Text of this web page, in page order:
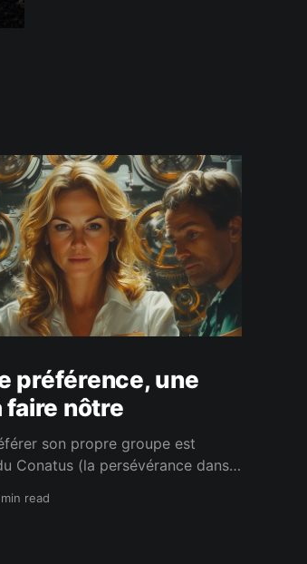
préférence, une
faire nôtre
son propre groupe est
Conatus (la persévérance dans
faire perdurer notre groupe.Sans
read